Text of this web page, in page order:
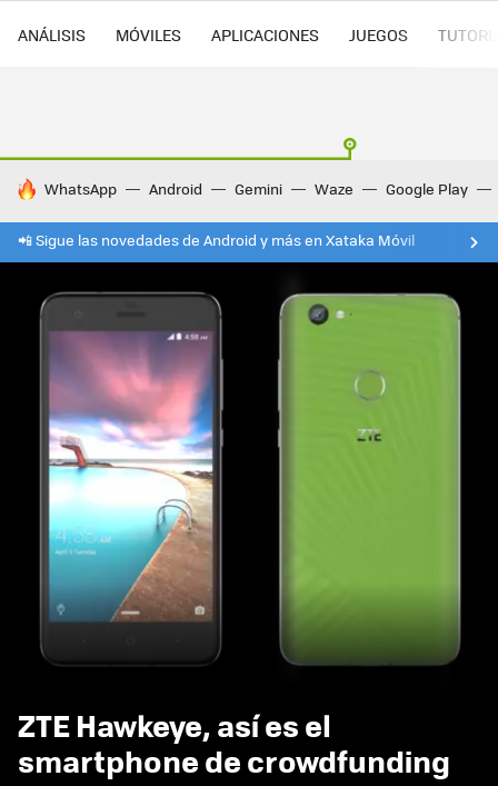
ANÁLISIS MÓVILES APLICACIONES JUEGOS
HOY SE HABLA DE
WhatsApp Android Gemini Waze Google Play
📲 Sigue las novedades de Android y más en Xataka Móvil
ZTE Hawkeye, así es el
smartphone de crowdfunding